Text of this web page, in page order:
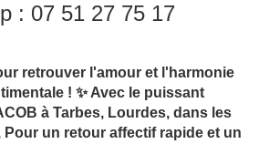
: 07 51 27 75 17
retrouver l'amour et l'harmonie
! ✨ Avec le puissant
à Tarbes, Lourdes, dans les
Pour un retour affectif rapide et un